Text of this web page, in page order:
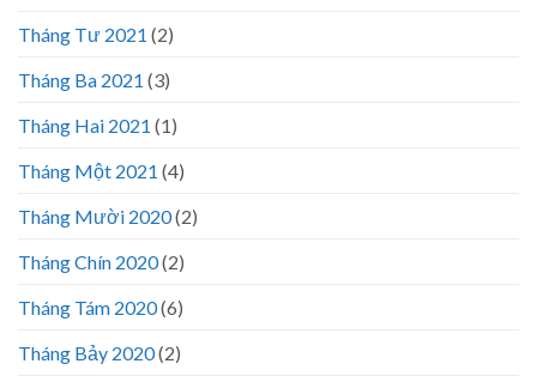
Tháng Tư 2021 (2)
Tháng Ba 2021 (3)
Tháng Hai 2021 (1)
Tháng Một 2021 (4)
Tháng Mười 2020(2)
Tháng Chín 2020(2)
Tháng Tám 2020(6)
Tháng Bảy 2020(2)